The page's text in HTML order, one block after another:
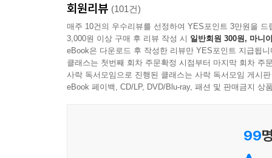
가장 낮은 곳에서, 그리고 절정의 인생에서 깨달은
『타임』 선정 ‘20세기의 위대한 인물’, 『포브
유년기는 불행의 연속이었다. 1954년 미시시피
보냈다. 아홉 살 때 사촌오빠에게 강간을 당했고,
그녀가 자신의 존재 의의를 찾은 것은 방송 일
회원리뷰 (101건)
매주 10건의 우수리뷰를 선정하여 YES포인트 3만원을 드
3,000원 이상 구매 후 리뷰 작성 시 일반회원 300원, 마니
eBook은 다운로드 후 작성한 리뷰만 YES포인트 지급됩니
클래스는 첫번째 회차 주문확정 시점부터 마지막 회차 주
사락 독서모임으로 진행된 클래스는 사락 독서모임 게시
eBook 페이백, CD/LP, DVD/Blu-ray, 패션 및 판매금지 상
99